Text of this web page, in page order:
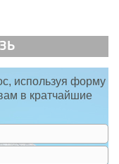
используя форму
в кратчайшие